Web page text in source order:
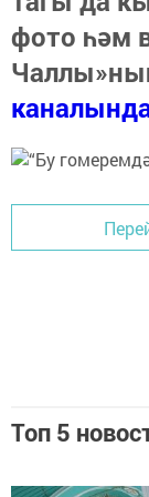
фото һәм
Топ 5